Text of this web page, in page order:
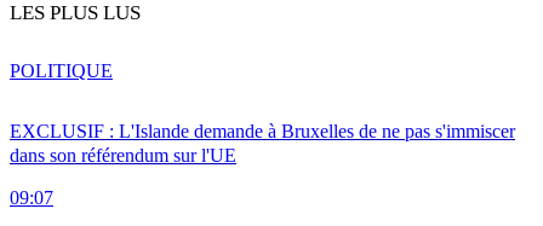
LES PLUS LUS
EXCLUSIF : L'Islande demande à Bruxelles de ne pas s'immiscer
dans son référendum sur l'UE
09:07
POLITIQUE